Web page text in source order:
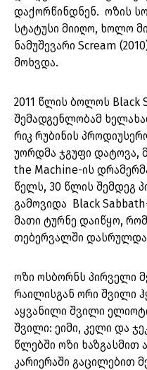
დაქორწინდნენ. ოზის
სტატუსი მიიღო, ხოლო
ნამუშევარი Scream
მოხვდა.
2011 წლის ბოლოს Black
შემადგენლობამ
რიკ რუბინის
უორდმა ჯგუფი დატოვა,
the Machine-ის
წელს, 30 წლის შემდეგ
გამოვიდა Black
მათი ტურნე დაიწყო,
თებერვალში
ოზი ოსბორნს პირველი
რაილისგან ორი შვილი
აყვანილი შვილი
შვილი: ეიმი, კელი და
წლებში ოზი
კარიერაში გაცილებით